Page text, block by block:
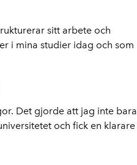
sitt arbete och
i mina studier idag och som
Det gjorde att jag inte bara
och fick en klarare